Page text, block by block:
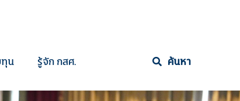
ทุน รู้จัก กสศ. ค้นหา